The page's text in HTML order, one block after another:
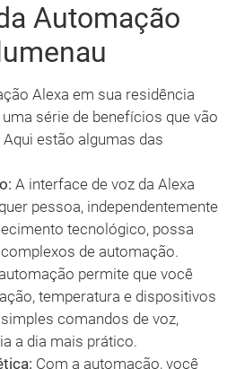
Automação
Alexa em sua residência
série de benefícios que vão
estão algumas das
A interface de voz da Alexa
pessoa, independentemente
tecnológico, possa
de automação.
permite que você
temperatura e dispositivos
comandos de voz,
a dia mais prático.
Com a automação, você